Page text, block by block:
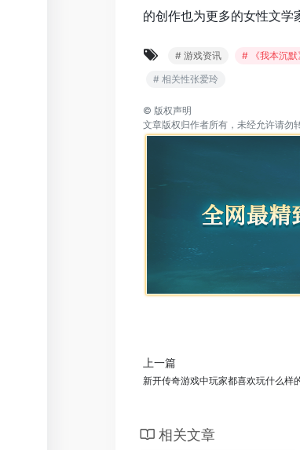
的创作也为更多的女性文学
# 游戏资讯 # 《我本沉默
# 相关性张爱玲
© 版权声明
文章版权归作者所有，未经允许请勿转
上一篇
新开传奇游戏中玩家都喜欢玩什么样
相关文章